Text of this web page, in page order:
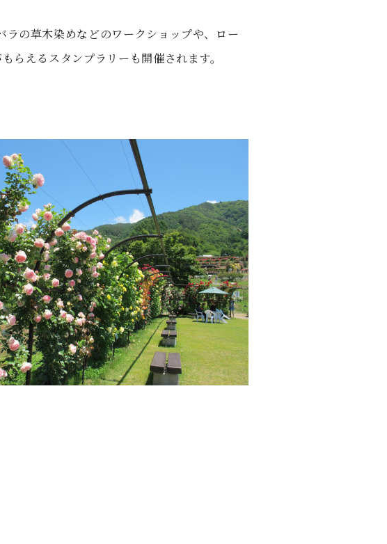
の草木染めなどのワークショップや、ロー
らえるスタンプラリーも開催されます。